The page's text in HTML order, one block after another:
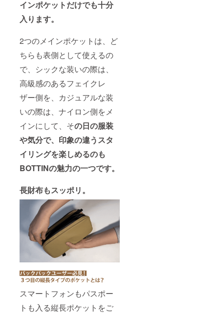
インポケットだけでも十分
入ります。
2つのメインポケットは、ど
ちらも表側として使えるの
で、シックな装いの際は、
高級感のあるフェイクレ
ザー側を、カジュアルな装
いの際は、ナイロン側をメ
インにして、その日の服装
や気分で、印象の違うスタ
イリングを楽しめるのも
BOTTINの魅力の一つです。
長財布もスッポリ。
スマートフォンもパスポー
トも入る縦長ポケットをご